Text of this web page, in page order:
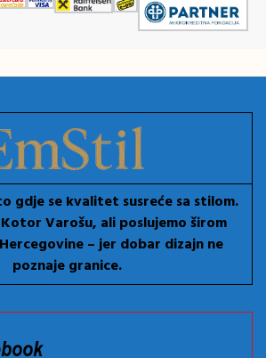
gdje se kvalitet susreće sa stilom.
Varošu, ali poslujemo širom
– jer dobar dizajn ne
poznaje granice.